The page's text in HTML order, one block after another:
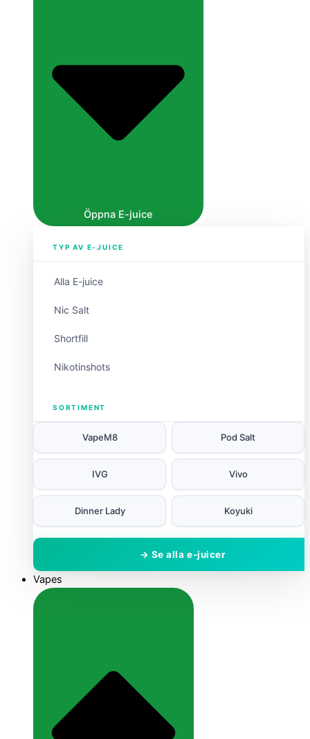
Öppna E-juice
TYP AV E-JUICE
Alla E-juice
Nic Salt
Shortfill
Nikotinshots
SORTIMENT
VapeM8 Pod Salt
IVG Vivo
Dinner Lady Koyuki
→ Se alla e-juicer
Vapes